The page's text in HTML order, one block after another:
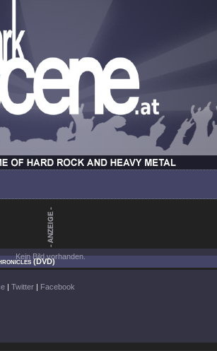
Kein Bild vorhanden.
(DVD)
| Twitter | Facebook